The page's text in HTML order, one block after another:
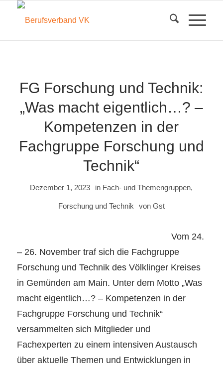
FG Forschung und Technik:
„Was macht eigentlich…? –
Kompetenzen in der
Fachgruppe Forschung und
Technik“
Dezember 1, 2023 in Fach- und Themengruppen,
Forschung und Technik von Gst
Vom 24.
– 26. November traf sich die Fachgruppe
Forschung und Technik des Völklinger Kreises
in Gemünden am Main. Unter dem Motto „Was
macht eigentlich…? – Kompetenzen in der
Fachgruppe Forschung und Technik“
versammelten sich Mitglieder und
Fachexperten zu einem intensiven Austausch
über aktuelle Themen und Entwicklungen in